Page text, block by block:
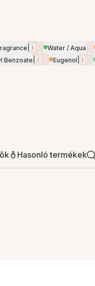
i Water / Aqua
Benzoate i Eugenol i
Hasonló termékek